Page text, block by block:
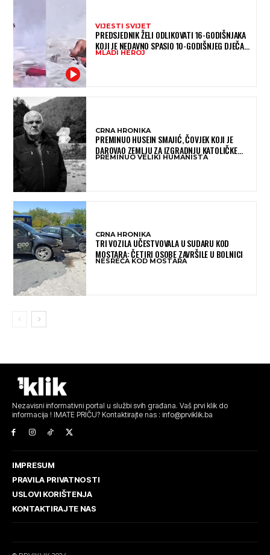
VIJESTI SVIJET
PREDSJEDNIK ŽELI ODLIKOVATI 16-GODIŠNJAKA
KOJI JE NEDAVNO SPASIO 10-GODIŠNJEG DJEČAKA
IZ SMRTONOSNIH VALOVA
MLADI HEROJ
CRNA HRONIKA
PREMINUO HUSEIN SMAJIĆ, ČOVJEK KOJI JE
DAROVAO ZEMLJU ZA IZGRADNJU KATOLIČKE
CRKVE U BUGOJNU
PREMINUO VELIKI HUMANISTA
CRNA HRONIKA
TRI VOZILA UČESTVOVALA U SUDARU KOD
MOSTARA: ČETIRI OSOBE ZAVRŠILE U BOLNICI
NESREĆA KOD MOSTARA
Nezavisni informativni portal u službi svih građana. Vaš prvi klik do
informacija ! IMATE PRIČU? Kontaktirajte nas : info@prviklik.ba
IMPRESUM
PRAVILA PRIVATNOSTI
USLOVI KORIŠTENJA
KONTAKTIRAJTE NAS